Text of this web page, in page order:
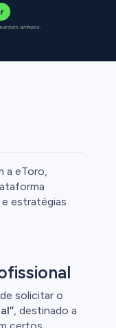
dinheiro.
a eToro,
estratégias
solicitar o
, destinado a